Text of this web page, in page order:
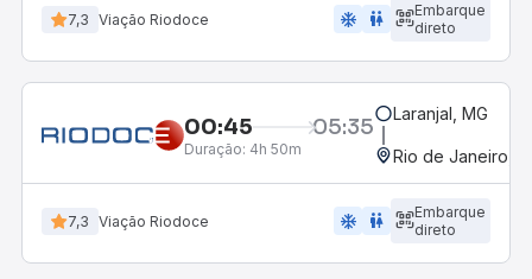
7,3 Viação Riodoce ac_unit wc
Embarque
direto
00:45 05:35
Duração: 4h 50m
Laranjal, MG
Rio de Janeiro,
7,3 Viação Riodoce ac_unit wc
Embarque
direto